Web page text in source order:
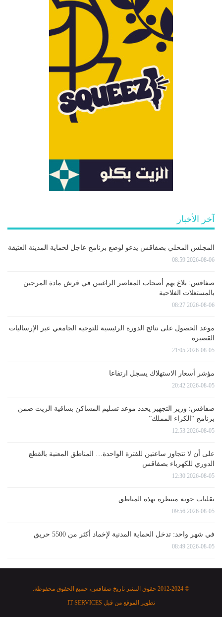
آخر الأخبار
المجلس المحلي بصفاقس يدعو لوضع برنامج عاجل لحماية المدينة العتيقة
2026-08-06 08:59
صفاقس: بلاغ يهم أصحاب المعاصر الراغبين في فرش مادة المرجين
بالمستغلات الفلاحية
2026-08-06 08:27
موعد الحصول على نتائج الدورة الرئيسية للتوجيه الجامعي عبر الإرساليات
القصيرة
2026-08-05 21:05
مؤشر أسعار الاستهلاك يسجل ارتفاعا
2026-08-05 20:42
صفاقس: وزير التجهيز يحدد موعد تسليم المساكن بساقية الزيت ضمن
برنامج “الكراء المملك”
2026-08-05 12:53
على أن لا تتجاوز ساعتين للفترة الواحدة… المناطق المعنية بالقطع
الدوري للكهرباء بصفاقس
2026-08-05 12:30
تقلبات جوية منتظرة بهذه المناطق
2026-08-05 09:56
في شهر واحد: تدخل الحماية المدنية لإخماد أكثر من 5500 حريق
2026-08-05 08:49
© 2012-2024 حقوق النشر تاريخ صفاقس، جميع الحقوق محفوظة.
تطوير الموقع من قبل IT SERVICES